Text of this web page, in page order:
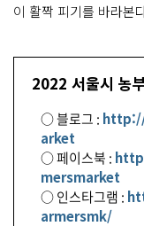
이 활짝 피기를 바라본
2022 서울시 농
○ 블로그 :
arket
○ 페이스북 :
mersmarket
○ 인스타그램 :
armersmk/